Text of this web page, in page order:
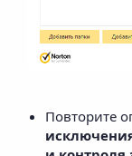
Повторите